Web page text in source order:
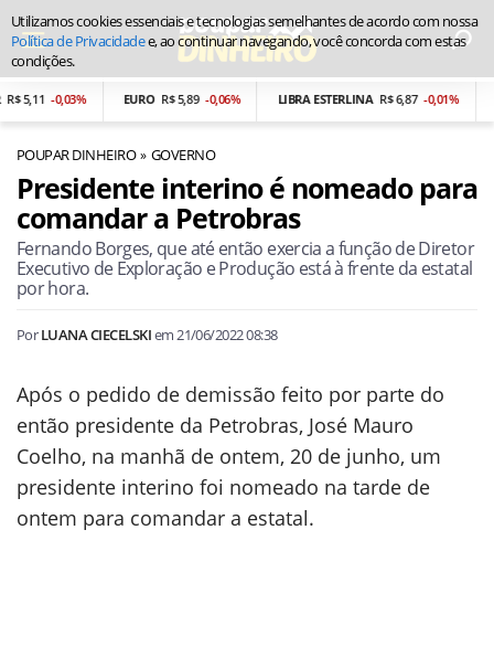
5,11 -0,03% EURO R$ 5,89 -0,06% LIBRA ESTERLINA R$ 6,87 -0,01%
POUPAR DINHEIRO GOVERNO
Presidente interino é nomeado para
comandar a Petrobras
Fernando Borges, que até então exercia a função de Diretor
Executivo de Exploração e Produção está à frente da estatal
por hora.
PorLUANA CIECELSKIem21/06/2022 08:38
Após o pedido de demissão feito por parte do
então presidente da Petrobras, José Mauro
Coelho, na manhã de ontem, 20 de junho, um
presidente interino foi nomeado na tarde de
ontem para comandar a estatal.
Utilizamos cookies essenciais e tecnologias semelhantes de acordo com nossa
Política de Privacidadee, ao continuar navegando, você concorda com estas
condições.